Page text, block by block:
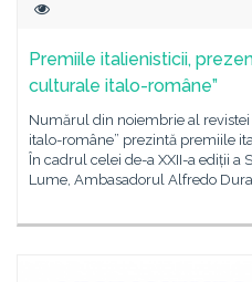
Premiile italienisticii,
culturale italo-române”
Numărul din noiembrie al
italo-române” prezintă premiile
În cadrul celei de-a XXII-a ediții a
Lume, Ambasadorul Alfredo